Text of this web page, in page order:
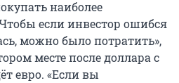
наиболее
если инвестор ошибся
можно было потратить»,
месте после доллара с
евро. «Если вы